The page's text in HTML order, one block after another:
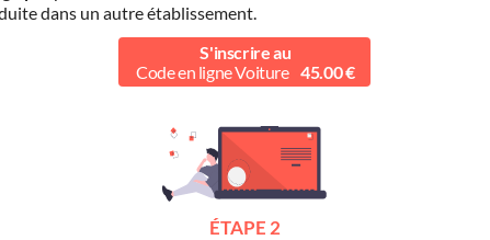
dans un autre établissement.
S'inscrire au
Code en ligne Voiture 45.00 €
ÉTAPE 2